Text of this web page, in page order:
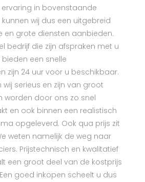
in bovenstaande
wij dus een uitgebreid
en grote diensten aanbieden.
bedrijf die zijn afspraken met u
een snelle
zijn 24 uur voor u beschikbaar.
wij serieus en zijn van groot
worden door ons zo snel
en ook binnen een realistisch
opgeleverd. Ook qua prijs zit
weten namelijk de weg naar
Prijstechnisch en kwalitatief
een groot deel van de kostprijs
goed inkopen scheelt u dus